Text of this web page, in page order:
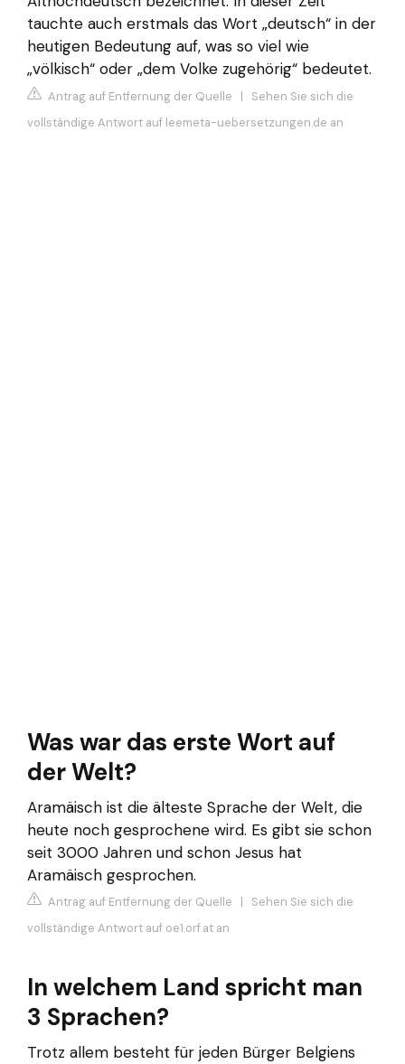
tauchte auch erstmals das Wort „deutsch“ in der
heutigen Bedeutung auf, was so viel wie
„völkisch“ oder „dem Volke zugehörig“ bedeutet.
Antrag auf Entfernung der Quelle | Sehen Sie sich die
vollständige Antwort auf leemeta-uebersetzungen.de an
Was war das erste Wort auf
der Welt?
Aramäisch ist die älteste Sprache der Welt, die
heute noch gesprochene wird. Es gibt sie schon
seit 3000 Jahren und schon Jesus hat
Aramäisch gesprochen.
Antrag auf Entfernung der Quelle | Sehen Sie sich die
vollständige Antwort auf oe1.orf.at an
In welchem Land spricht man
3 Sprachen?
Trotz allem besteht für jeden Bürger Belgiens